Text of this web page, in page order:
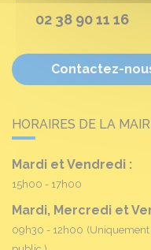
02 38 90 11 16
Contactez-
HORAIRES DE LA
Mardi et Vendredi :
15h00 - 17h00
Mardi, Mercredi et
09h30 - 12h00